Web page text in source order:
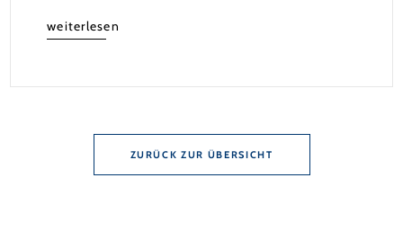
Bundes verbilligt: Heutiger Zins bei 0,53 Prozent
weiterlesen
ZURÜCK ZUR ÜBERSICHT